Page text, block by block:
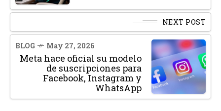
NEXT POST
BLOG May 27, 2026
Meta hace oficial su modelo
de suscripciones para
Facebook, Instagram y
WhatsApp